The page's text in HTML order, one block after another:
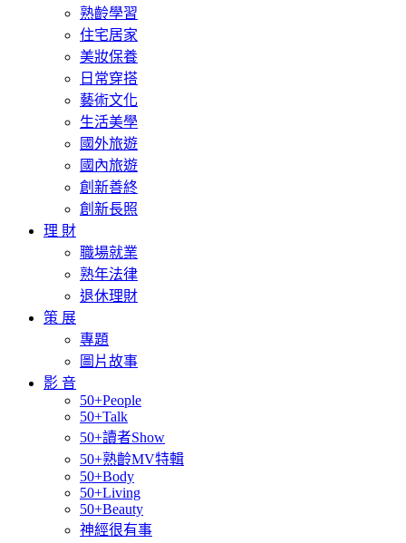
熟齡學習
住宅居家
美妝保養
日常穿搭
藝術文化
生活美學
國外旅遊
國內旅遊
創新善終
創新長照
理 財
職場就業
熟年法律
退休理財
策 展
專題
圖片故事
影 音
50+People
50+Talk
50+讀者Show
50+熟齡MV特輯
50+Body
50+Living
50+Beauty
神經很有事